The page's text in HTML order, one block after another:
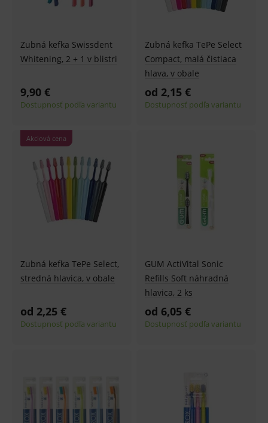
Zubná kefka Swissdent
Whitening, 2 + 1 v blistri
9,90 €
Dostupnosť podľa variantu
Zubná kefka TePe Select
Compact, malá čistiaca
hlava, v obale
od 2,15 €
Dostupnosť podľa variantu
Akciová cena
Zubná kefka TePe Select,
stredná hlavica, v obale
od 2,25 €
Dostupnosť podľa variantu
GUM ActiVital Sonic
Refills Soft náhradná
hlavica, 2 ks
od 6,05 €
Dostupnosť podľa variantu